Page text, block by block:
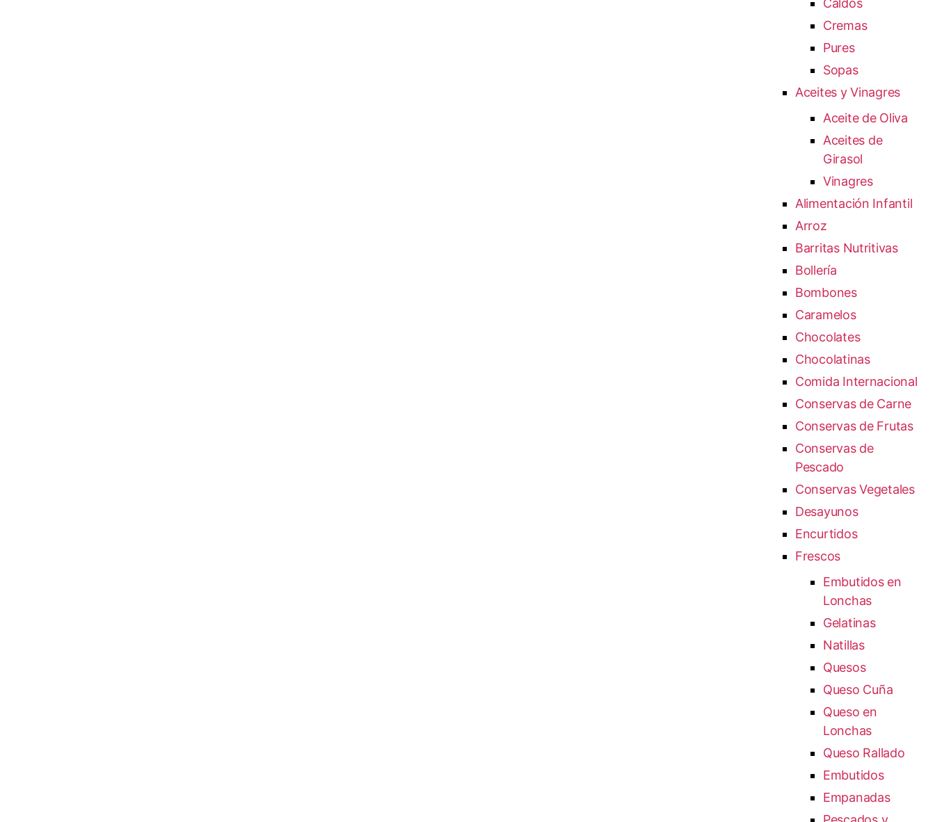
Caldos
Cremas
Pures
Sopas
Aceites y Vinagres
Aceite de Oliva
Aceites de
Girasol
Vinagres
Alimentación Infantil
Arroz
Barritas Nutritivas
Bollería
Bombones
Caramelos
Chocolates
Chocolatinas
Comida Internacional
Conservas de Carne
Conservas de Frutas
Conservas de
Pescado
Conservas Vegetales
Desayunos
Encurtidos
Frescos
Embutidos en
Lonchas
Gelatinas
Natillas
Quesos
Queso Cuña
Queso en
Lonchas
Queso Rallado
Embutidos
Empanadas